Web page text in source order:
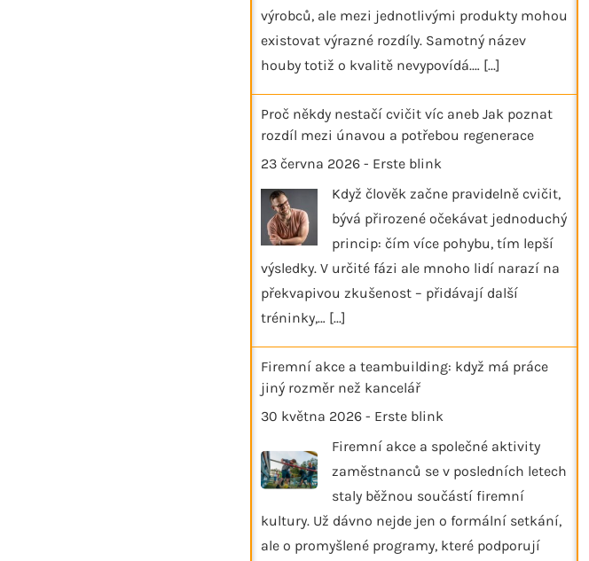
výrobců, ale mezi jednotlivými produkty mohou
existovat výrazné rozdíly. Samotný název
houby totiž o kvalitě nevypovídá.… [...]
Proč někdy nestačí cvičit víc aneb Jak poznat
rozdíl mezi únavou a potřebou regenerace
23 června 2026 - Erste blink
Když člověk začne pravidelně cvičit,
bývá přirozené očekávat jednoduchý
princip: čím více pohybu, tím lepší
výsledky. V určité fázi ale mnoho lidí narazí na
překvapivou zkušenost – přidávají další
tréninky,… [...]
Firemní akce a teambuilding: když má práce
jiný rozměr než kancelář
30 května 2026 - Erste blink
Firemní akce a společné aktivity
zaměstnanců se v posledních letech
staly běžnou součástí firemní
kultury. Už dávno nejde jen o formální setkání,
ale o promyšlené programy, které podporují